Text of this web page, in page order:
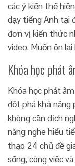
các ý kiến thể
dạy tiếng Anh tại
đơn vị kiến thức
video. Muốn ôn
Khóa học phát
Khóa học phát
đột phá khả năng
không cần dịch
năng nghe hiểu
thạo 24 chủ đề
sống, công việc